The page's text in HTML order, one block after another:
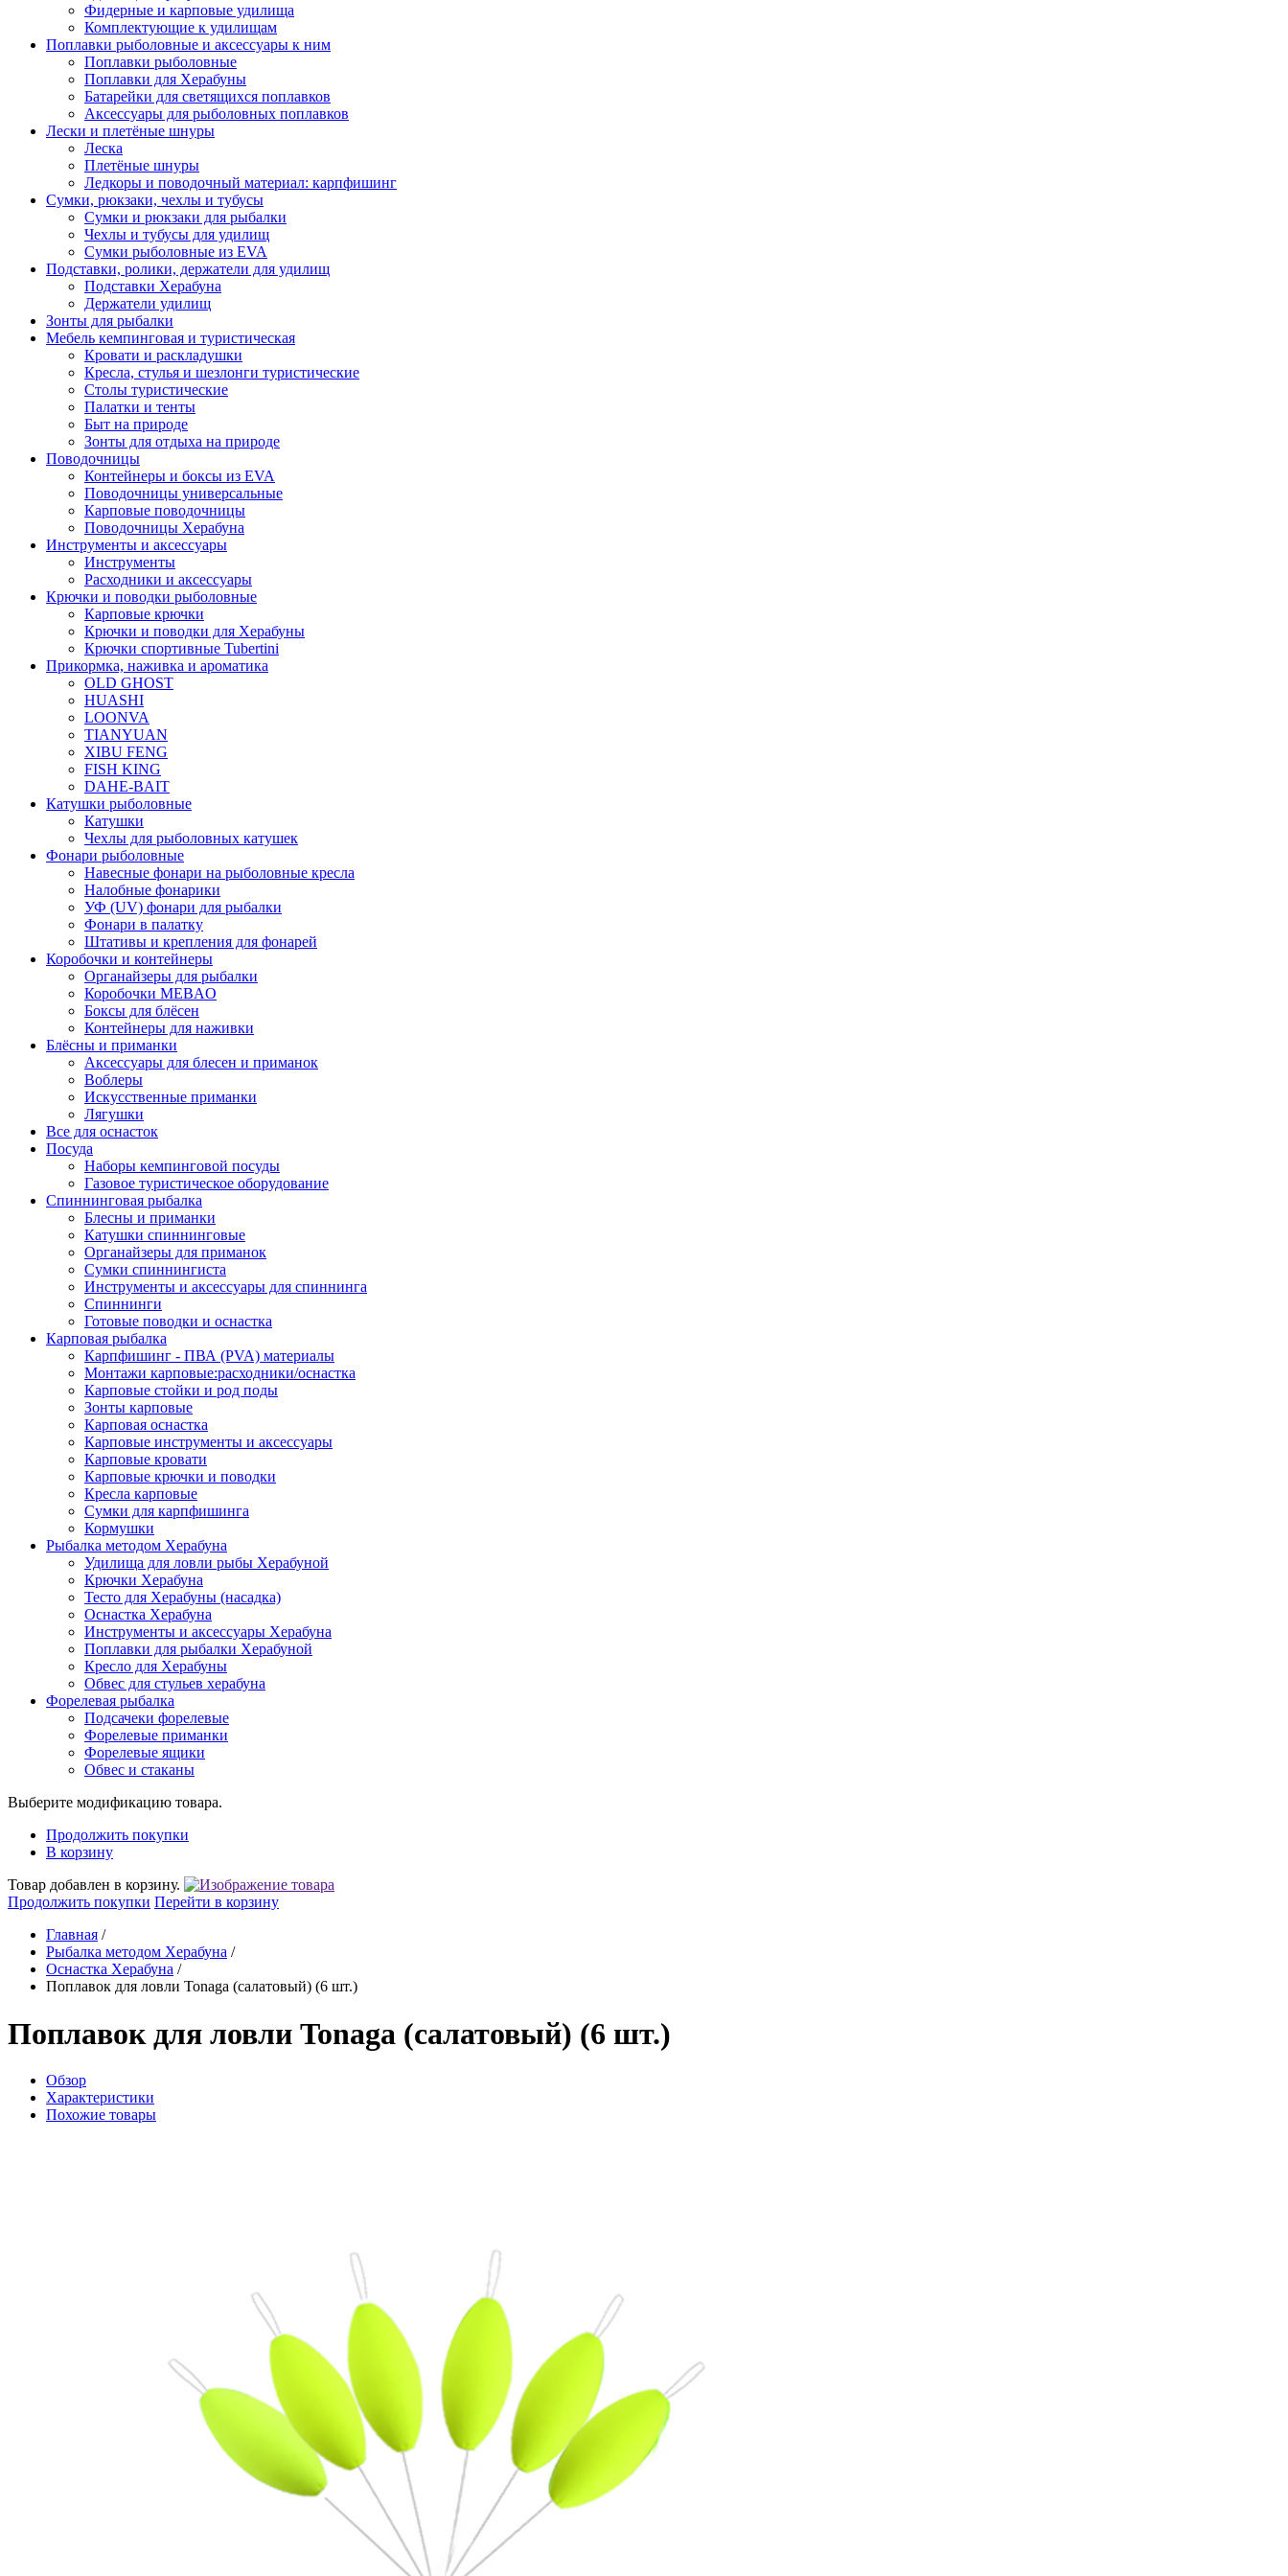
Фидерные и карповые удилища
Комплектующие к удилищам
Поплавки рыболовные и аксессуары к ним
Поплавки рыболовные
Поплавки для Херабуны
Батарейки для светящихся поплавков
Аксессуары для рыболовных поплавков
Лески и плетёные шнуры
Леска
Плетёные шнуры
Ледкоры и поводочный материал: карпфишинг
Сумки, рюкзаки, чехлы и тубусы
Сумки и рюкзаки для рыбалки
Чехлы и тубусы для удилищ
Сумки рыболовные из EVA
Подставки, ролики, держатели для удилищ
Подставки Херабуна
Держатели удилищ
Зонты для рыбалки
Мебель кемпинговая и туристическая
Кровати и раскладушки
Кресла, стулья и шезлонги туристические
Столы туристические
Палатки и тенты
Быт на природе
Зонты для отдыха на природе
Поводочницы
Контейнеры и боксы из EVA
Поводочницы универсальные
Карповые поводочницы
Поводочницы Херабуна
Инструменты и аксессуары
Инструменты
Расходники и аксессуары
Крючки и поводки рыболовные
Карповые крючки
Крючки и поводки для Херабуны
Крючки спортивные Tubertini
Прикормка, наживка и ароматика
OLD GHOST
HUASHI
LOONVA
TIANYUAN
XIBU FENG
FISH KING
DAHE-BAIT
Катушки рыболовные
Катушки
Чехлы для рыболовных катушек
Фонари рыболовные
Навесные фонари на рыболовные кресла
Налобные фонарики
УФ (UV) фонари для рыбалки
Фонари в палатку
Штативы и крепления для фонарей
Коробочки и контейнеры
Органайзеры для рыбалки
Коробочки MEBAO
Боксы для блёсен
Контейнеры для наживки
Блёсны и приманки
Аксессуары для блесен и приманок
Воблеры
Искусственные приманки
Лягушки
Все для оснасток
Посуда
Наборы кемпинговой посуды
Газовое туристическое оборудование
Спиннинговая рыбалка
Блесны и приманки
Катушки спиннинговые
Органайзеры для приманок
Сумки спиннингиста
Инструменты и аксессуары для спиннинга
Спиннинги
Готовые поводки и оснастка
Карповая рыбалка
Карпфишинг - ПВА (PVA) материалы
Монтажи карповые:расходники/оснастка
Карповые стойки и род поды
Зонты карповые
Карповая оснастка
Карповые инструменты и аксессуары
Карповые кровати
Карповые крючки и поводки
Кресла карповые
Сумки для карпфишинга
Кормушки
Рыбалка методом Херабуна
Удилища для ловли рыбы Херабуной
Крючки Херабуна
Тесто для Херабуны (насадка)
Оснастка Херабуна
Инструменты и аксессуары Херабуна
Поплавки для рыбалки Херабуной
Кресло для Херабуны
Обвес для стульев херабуна
Форелевая рыбалка
Подсачеки форелевые
Форелевые приманки
Форелевые ящики
Обвес и стаканы
Выберите модификацию товара.
Продолжить покупки
В корзину
Товар добавлен в корзину.
Продолжить покупки Перейти в корзину
Главная /
Рыбалка методом Херабуна /
Оснастка Херабуна /
Поплавок для ловли Tonaga (салатовый) (6 шт.)
Поплавок для ловли Tonaga (салатовый) (6 шт.)
Обзор
Характеристики
Похожие товары